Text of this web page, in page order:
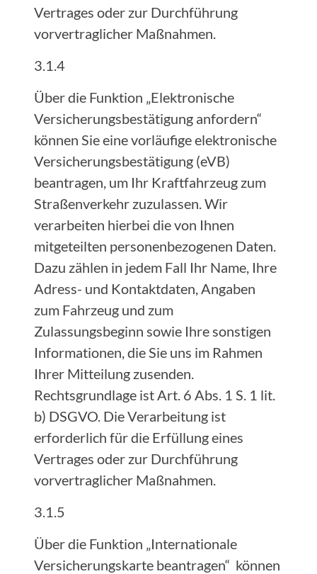
Vertrages oder zur Durchführung
vorvertraglicher Maßnahmen.
3.1.4
Über die Funktion „Elektronische
Versicherungsbestätigung anfordern“
können Sie eine vorläufige elektronische
Versicherungsbestätigung (eVB)
beantragen, um Ihr Kraftfahrzeug zum
Straßenverkehr zuzulassen. Wir
verarbeiten hierbei die von Ihnen
mitgeteilten personenbezogenen Daten.
Dazu zählen in jedem Fall Ihr Name, Ihre
Adress- und Kontaktdaten, Angaben
zum Fahrzeug und zum
Zulassungsbeginn sowie Ihre sonstigen
Informationen, die Sie uns im Rahmen
Ihrer Mitteilung zusenden.
Rechtsgrundlage ist Art. 6 Abs. 1 S. 1 lit.
b) DSGVO. Die Verarbeitung ist
erforderlich für die Erfüllung eines
Vertrages oder zur Durchführung
vorvertraglicher Maßnahmen.
3.1.5
Über die Funktion „Internationale
Versicherungskarte beantragen“ können